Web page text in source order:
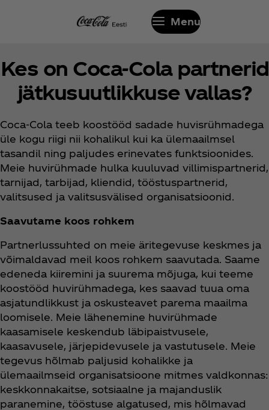
Menu
Kes on Coca‑Cola partnerid
jätkusuutlikkuse vallas?
Coca‑Cola teeb koostööd sadade huvisrühmadega
üle kogu riigi nii kohalikul kui ka ülemaailmsel
tasandil ning paljudes erinevates funktsioonides.
Meie huvirühmade hulka kuuluvad villimispartnerid,
tarnijad, tarbijad, kliendid, tööstuspartnerid,
valitsused ja valitsusvälised organisatsioonid.
Saavutame koos rohkem
Partnerlussuhted on meie äritegevuse keskmes ja
võimaldavad meil koos rohkem saavutada. Saame
edeneda kiiremini ja suurema mõjuga, kui teeme
koostööd huvirühmadega, kes saavad tuua oma
asjatundlikkust ja oskusteavet parema maailma
loomisele. Meie lähenemine huvirühmade
kaasamisele keskendub läbipaistvusele,
kaasavusele, järjepidevusele ja vastutusele. Meie
tegevus hõlmab paljusid kohalikke ja
ülemaailmseid organisatsioone mitmes valdkonnas:
keskkonnakaitse, sotsiaalne ja majanduslik
paranemine, tööstuse algatused, mis hõlmavad